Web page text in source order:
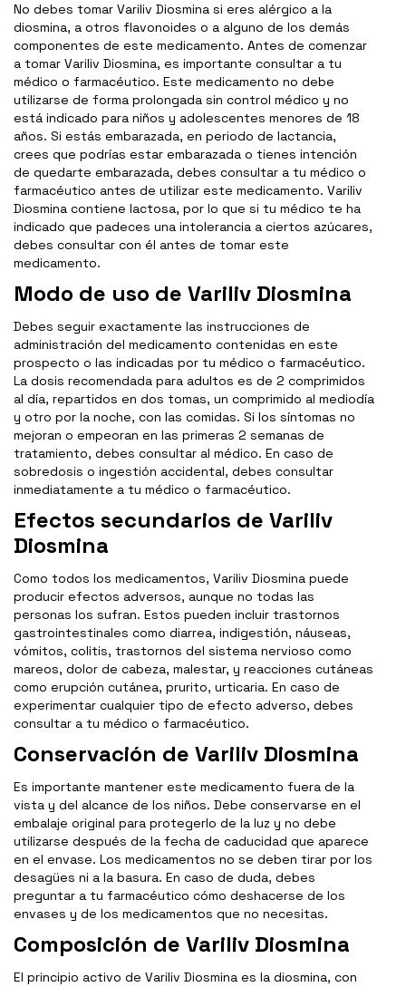
No debes tomar Variliv Diosmina si eres alérgico a la
diosmina, a otros flavonoides o a alguno de los demás
componentes de este medicamento. Antes de comenzar
a tomar Variliv Diosmina, es importante consultar a tu
médico o farmacéutico. Este medicamento no debe
utilizarse de forma prolongada sin control médico y no
está indicado para niños y adolescentes menores de 18
años. Si estás embarazada, en periodo de lactancia,
crees que podrías estar embarazada o tienes intención
de quedarte embarazada, debes consultar a tu médico o
farmacéutico antes de utilizar este medicamento. Variliv
Diosmina contiene lactosa, por lo que si tu médico te ha
indicado que padeces una intolerancia a ciertos azúcares,
debes consultar con él antes de tomar este
medicamento.
Modo de uso de Variliv Diosmina
Debes seguir exactamente las instrucciones de
administración del medicamento contenidas en este
prospecto o las indicadas por tu médico o farmacéutico.
La dosis recomendada para adultos es de 2 comprimidos
al día, repartidos en dos tomas, un comprimido al mediodía
y otro por la noche, con las comidas. Si los síntomas no
mejoran o empeoran en las primeras 2 semanas de
tratamiento, debes consultar al médico. En caso de
sobredosis o ingestión accidental, debes consultar
inmediatamente a tu médico o farmacéutico.
Efectos secundarios de Variliv
Diosmina
Como todos los medicamentos, Variliv Diosmina puede
producir efectos adversos, aunque no todas las
personas los sufran. Estos pueden incluir trastornos
gastrointestinales como diarrea, indigestión, náuseas,
vómitos, colitis, trastornos del sistema nervioso como
mareos, dolor de cabeza, malestar, y reacciones cutáneas
como erupción cutánea, prurito, urticaria. En caso de
experimentar cualquier tipo de efecto adverso, debes
consultar a tu médico o farmacéutico.
Conservación de Variliv Diosmina
Es importante mantener este medicamento fuera de la
vista y del alcance de los niños. Debe conservarse en el
embalaje original para protegerlo de la luz y no debe
utilizarse después de la fecha de caducidad que aparece
en el envase. Los medicamentos no se deben tirar por los
desagües ni a la basura. En caso de duda, debes
preguntar a tu farmacéutico cómo deshacerse de los
envases y de los medicamentos que no necesitas.
Composición de Variliv Diosmina
El principio activo de Variliv Diosmina es la diosmina, con